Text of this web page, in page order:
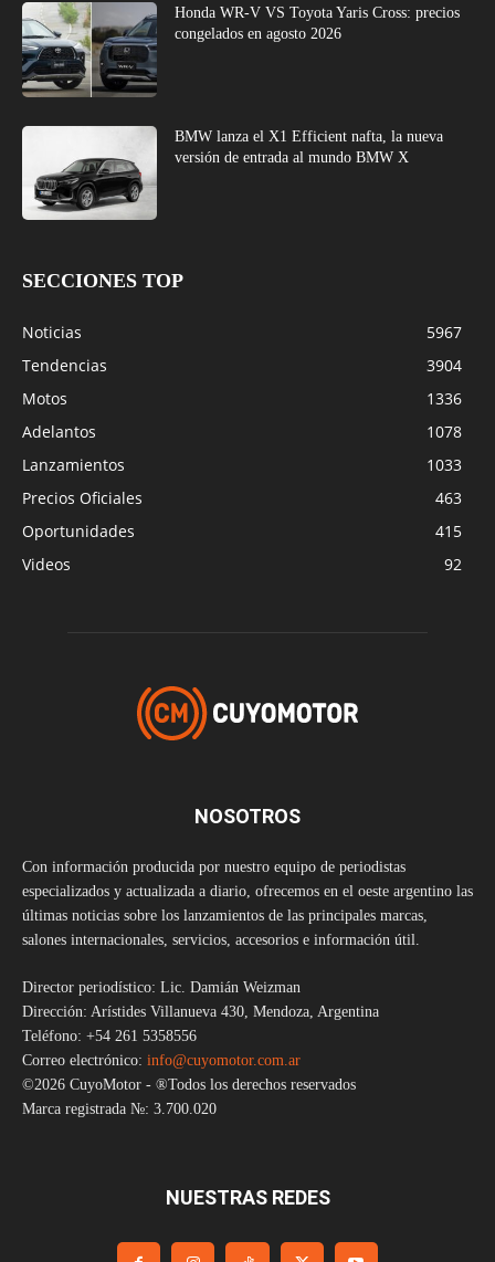
Honda WR-V VS Toyota Yaris Cross: precios
congelados en agosto 2026
BMW lanza el X1 Efficient nafta, la nueva
versión de entrada al mundo BMW X
SECCIONES TOP
Noticias
5967
Tendencias
3904
Motos
1336
Adelantos
1078
Lanzamientos
1033
Precios Oficiales
463
Oportunidades
415
Videos
92
NOSOTROS
Con información producida por nuestro equipo de periodistas
especializados y actualizada a diario, ofrecemos en el oeste argentino las
últimas noticias sobre los lanzamientos de las principales marcas,
salones internacionales, servicios, accesorios e información útil.
Director periodístico: Lic. Damián Weizman
Dirección: Arístides Villanueva 430, Mendoza, Argentina
Teléfono: +54 261 5358556
Correo electrónico: info@cuyomotor.com.ar
©2026 CuyoMotor - ®Todos los derechos reservados
Marca registrada №: 3.700.020
NUESTRAS REDES